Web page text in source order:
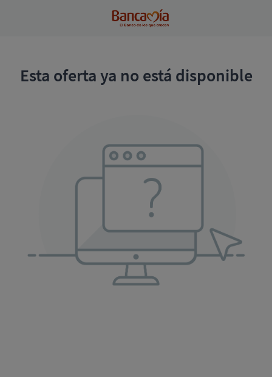
Esta oferta ya no está disponible